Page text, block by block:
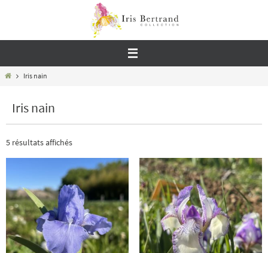
contenu
HomeIris nain
Iris nain
5 résultats affichés